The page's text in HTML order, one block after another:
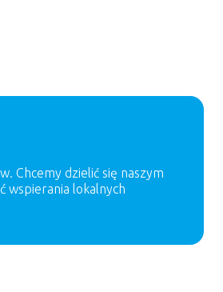
Chcemy dzielić się naszym
wspierania lokalnych